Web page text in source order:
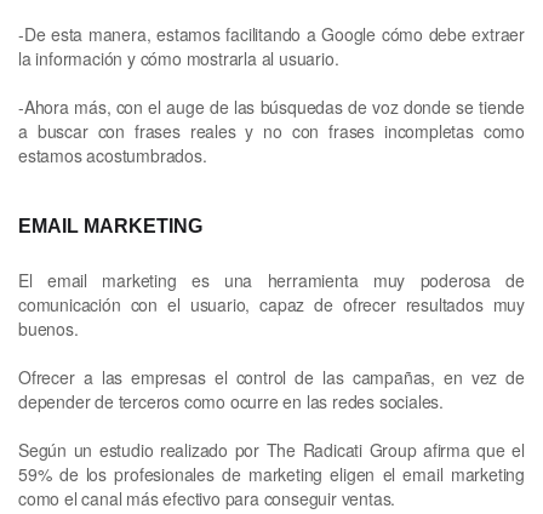
-De esta manera, estamos facilitando a Google cómo debe extraer
la información y cómo mostrarla al usuario.
-Ahora más, con el auge de las búsquedas de voz donde se tiende
a buscar con frases reales y no con frases incompletas como
estamos acostumbrados.
EMAIL MARKETING
El email marketing es una herramienta muy poderosa de
comunicación con el usuario, capaz de ofrecer resultados muy
buenos.
Ofrecer a las empresas el control de las campañas, en vez de
depender de terceros como ocurre en las redes sociales.
Según un estudio realizado por The Radicati Group afirma que el
59% de los profesionales de marketing eligen el email marketing
como el canal más efectivo para conseguir ventas.